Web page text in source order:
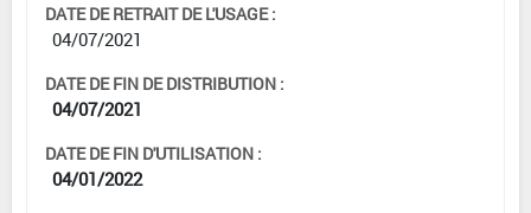
DATE DE RETRAIT DE L'USAGE :
04/07/2021
DATE DE FIN DE DISTRIBUTION :
04/07/2021
DATE DE FIN D'UTILISATION :
04/01/2022